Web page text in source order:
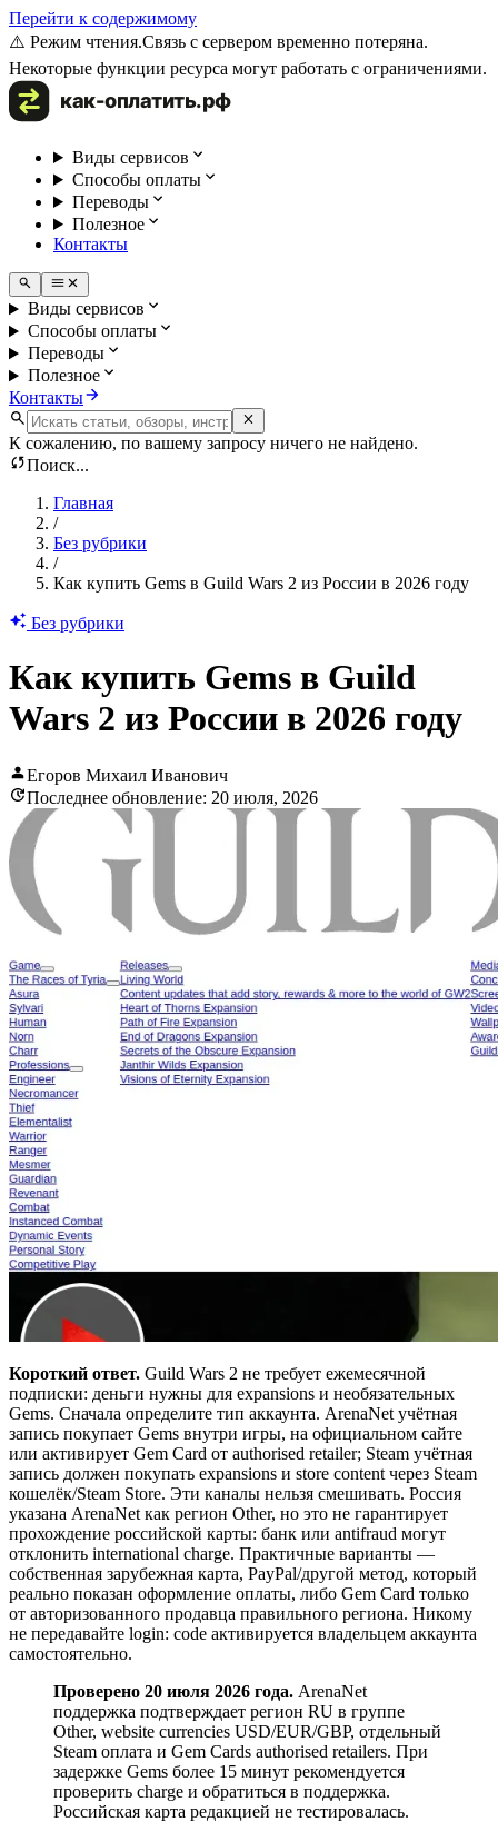
Перейти к содержимому
⚠️ Режим чтения.Связь с сервером временно потеряна.
Некоторые функции ресурса могут работать с ограничениями.
Виды сервисов
Способы оплаты
Переводы
Полезное
Контакты
Виды сервисов
Способы оплаты
Переводы
Полезное
Контакты
К сожалению, по вашему запросу ничего не найдено.
Поиск...
Главная
/
Без рубрики
/
Как купить Gems в Guild Wars 2 из России в 2026 году
Без рубрики
Как купить Gems в Guild
Wars 2 из России в 2026 году
Егоров Михаил Иванович
Последнее обновление: 20 июля, 2026
Короткий ответ. Guild Wars 2 не требует ежемесячной
подписки: деньги нужны для expansions и необязательных
Gems. Сначала определите тип аккаунта. ArenaNet учётная
запись покупает Gems внутри игры, на официальном сайте
или активирует Gem Card от authorised retailer; Steam учётная
запись должен покупать expansions и store content через Steam
кошелёк/Steam Store. Эти каналы нельзя смешивать. Россия
указана ArenaNet как регион Other, но это не гарантирует
прохождение российской карты: банк или antifraud могут
отклонить international charge. Практичные варианты —
собственная зарубежная карта, PayPal/другой метод, который
реально показан оформление оплаты, либо Gem Card только
от авторизованного продавца правильного региона. Никому
не передавайте login: code активируется владельцем аккаунта
самостоятельно.
Проверено 20 июля 2026 года. ArenaNet
поддержка подтверждает регион RU в группе
Other, website currencies USD/EUR/GBP, отдельный
Steam оплата и Gem Cards authorised retailers. При
задержке Gems более 15 минут рекомендуется
проверить charge и обратиться в поддержка.
Российская карта редакцией не тестировалась.